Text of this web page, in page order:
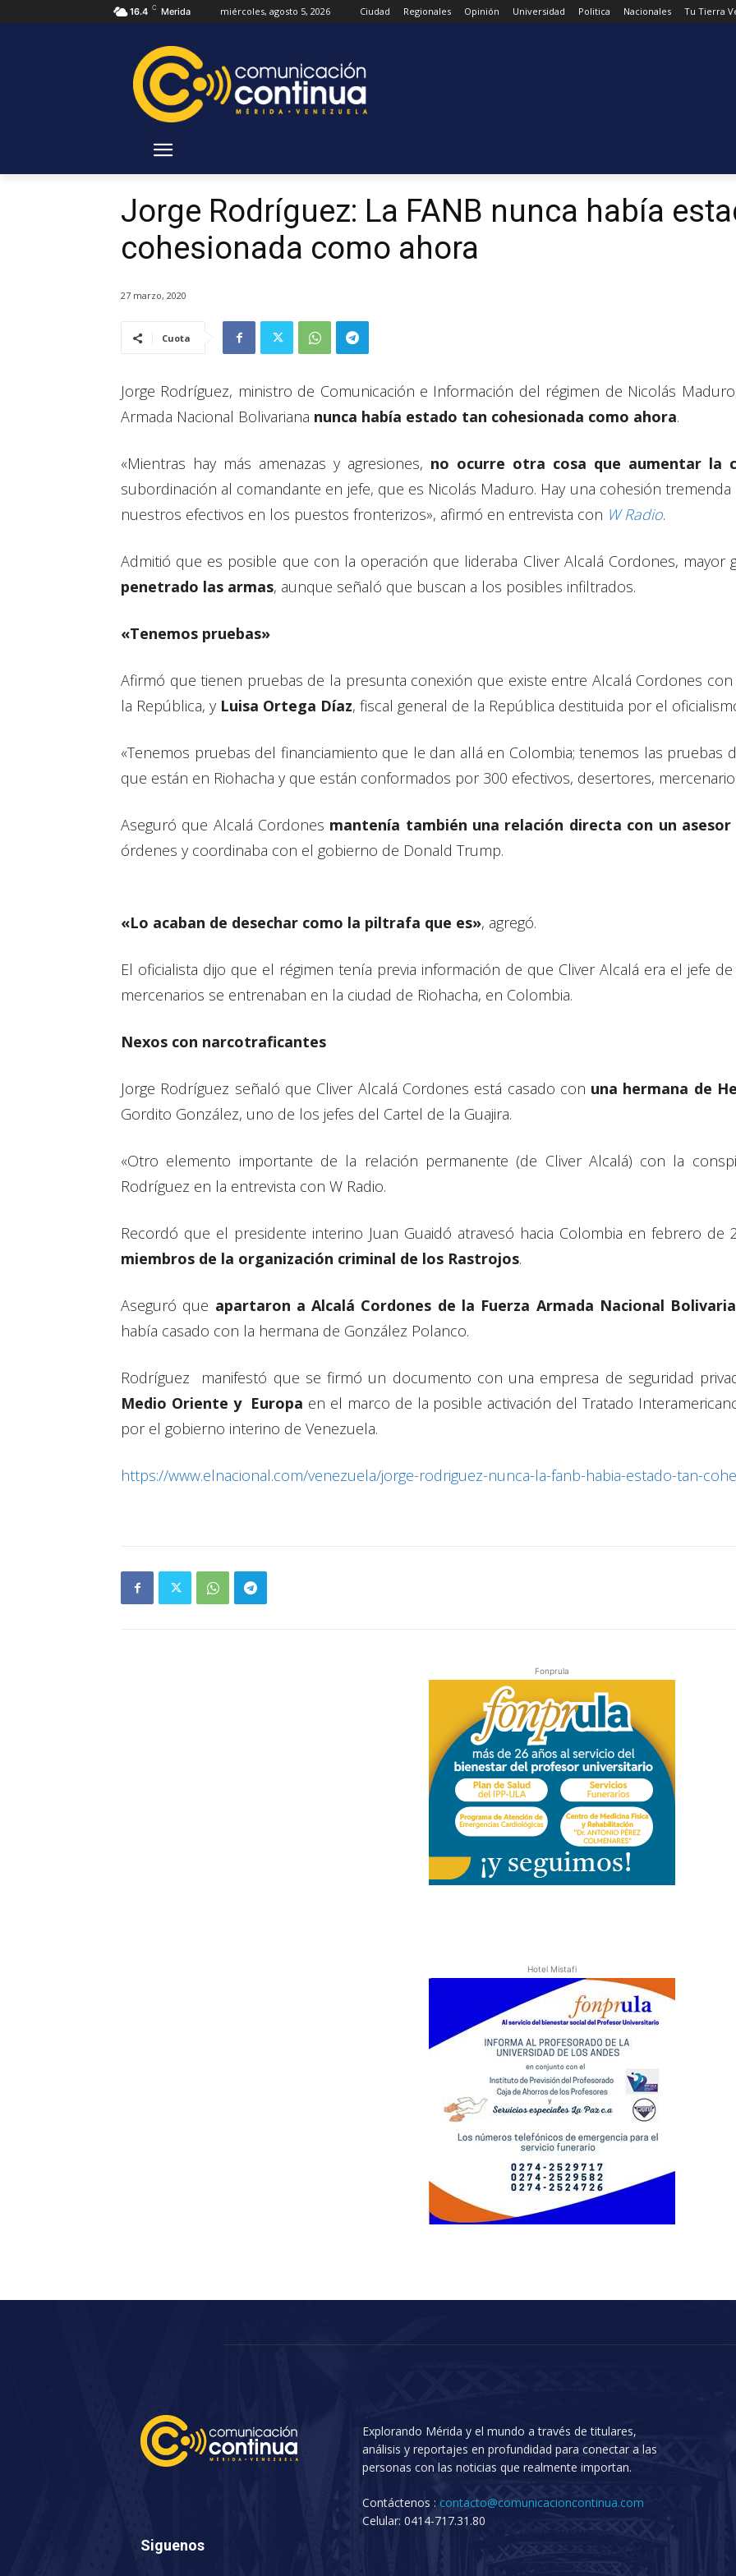
16.4 C Merida miércoles, agosto 5, 2026 Ciudad Regionales Opinión Universidad Politica Nacionales Tu Tierra
Jorge Rodríguez: La FANB nunca había
cohesionada como ahora
27 marzo, 2020
Cuota
Jorge Rodríguez, ministro de Comunicación e Información del régimen de Nicolás
Armada Nacional Bolivariana nunca había estado tan cohesionada como ahora.
«Mientras hay más amenazas y agresiones, no ocurre otra cosa que aumentar la
subordinación al comandante en jefe, que es Nicolás Maduro. Hay una cohesión
nuestros efectivos en los puestos fronterizos», afirmó en entrevista con W Radio.
Admitió que es posible que con la operación que lideraba Cliver Alcalá Cordones, mayor
penetrado las armas, aunque señaló que buscan a los posibles infiltrados.
«Tenemos pruebas»
Afirmó que tienen pruebas de la presunta conexión que existe entre Alcalá Cordones con
la República, y Luisa Ortega Díaz, fiscal general de la República destituida por el
«Tenemos pruebas del financiamiento que le dan allá en Colombia; tenemos las pruebas
que están en Riohacha y que están conformados por 300 efectivos, desertores,
Aseguró que Alcalá Cordones mantenía también una relación directa con un asesor
órdenes y coordinaba con el gobierno de Donald Trump.
«Lo acaban de desechar como la piltrafa que es», agregó.
El oficialista dijo que el régimen tenía previa información de que Cliver Alcalá era el jefe
mercenarios se entrenaban en la ciudad de Riohacha, en Colombia.
Nexos con narcotraficantes
Jorge Rodríguez señaló que Cliver Alcalá Cordones está casado con una hermana de
Gordito González, uno de los jefes del Cartel de la Guajira.
«Otro elemento importante de la relación permanente (de Cliver Alcalá) con la
Rodríguez en la entrevista con W Radio.
Recordó que el presidente interino Juan Guaidó atravesó hacia Colombia en febrero de
miembros de la organización criminal de los Rastrojos.
Aseguró que apartaron a Alcalá Cordones de la Fuerza Armada Nacional
había casado con la hermana de González Polanco.
Rodríguez manifestó que se firmó un documento con una empresa de seguridad
Medio Oriente y Europa en el marco de la posible activación del Tratado
por el gobierno interino de Venezuela.
https://www.elnacional.com/venezuela/jorge-rodriguez-nunca-la-fanb-habia-estado-tan-
Fonprula
Hotel Mistafi
Explorando Mérida y el mundo a través de titulares,
análisis y reportajes en profundidad para conectar a las
personas con las noticias que realmente importan.
Contáctenos : contacto@comunicacioncontinua.com
Celular: 0414-717.31.80
Siguenos